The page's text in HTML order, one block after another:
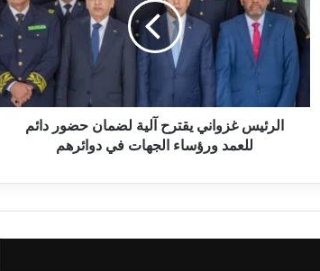
الرئيس غزواني يقترح آلية لضمان حضور دائم
للعمد ورؤساء الجهات في دوائرهم